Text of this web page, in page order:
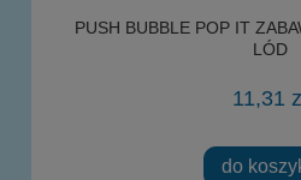
PUSH BUBBLE POP IT
LÓD
11,31
do